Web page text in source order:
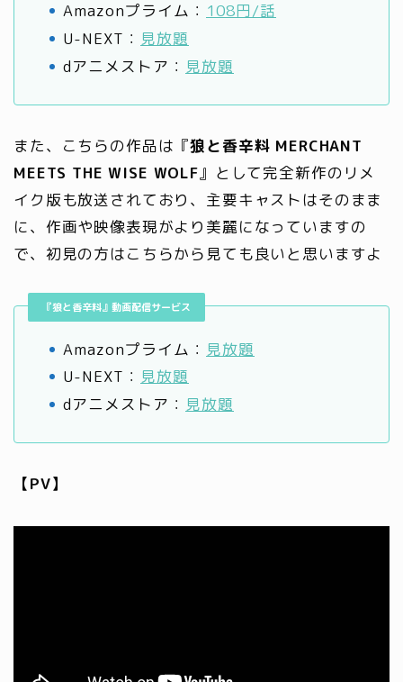
Amazonプライム： 108円/話
U-NEXT： 見放題
dアニメストア： 見放題
また、こちらの作品は『狼と香辛料 MERCHANT
MEETS THE WISE WOLF 』として完全新作のリメ
イク版も放送されており、主要キャストはそのまま
に、作画や映像表現がより美麗になっていますの
で、初見の方はこちらから見ても良いと思いますよ
『狼と香辛料』動画配信サービス
Amazonプライム： 見放題
U-NEXT： 見放題
dアニメストア： 見放題
【PV】